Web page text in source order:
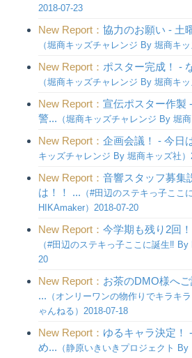
2018-07-23
New Report： 協力のお願い - 土
（堀商キッズチャレンジ By 堀商キ
New Report： ポスター完成！ -
（堀商キッズチャレンジ By 堀商キ
New Report： 宣伝ポスター作製
警... （堀商キッズチャレンジ By 堀
New Report： 企画会議！ - 今日
キッズチャレンジ By 堀商キッズ社）
New Report： 音響スタッフ募集
は！！ ... （#田辺のステキっ子ここ
HIKAmaker）2018-07-20
New Report： 今学期も残り2回
（#田辺のステキっ子ここに誕生‼︎
20
New Report： お茶のDMO様へ
... （オンリーワンの物作りでキラキ
ゃんねる）2018-07-18
New Report： ゆるキャラ決定！
め... （静原いきいきプロジェクト By